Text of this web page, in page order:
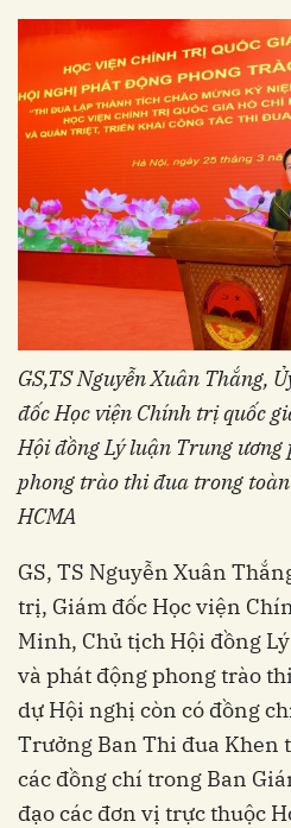
GS,TS Nguyễn Xuân Thắng,
đốc Học viện Chính trị quốc
Hội đồng Lý luận Trung
phong trào thi đua trong
HCMA
GS, TS Nguyễn Xuân
trị, Giám đốc Học viện
Minh, Chủ tịch Hội đồng
và phát động phong trào
dự Hội nghị còn có đồng
Trưởng Ban Thi đua Khen
các đồng chí trong Ban
đạo các đơn vị trực thuộc